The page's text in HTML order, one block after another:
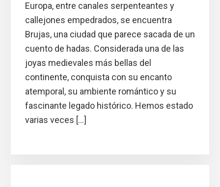
Europa, entre canales serpenteantes y
callejones empedrados, se encuentra
Brujas, una ciudad que parece sacada de un
cuento de hadas. Considerada una de las
joyas medievales más bellas del
continente, conquista con su encanto
atemporal, su ambiente romántico y su
fascinante legado histórico. Hemos estado
varias veces […]